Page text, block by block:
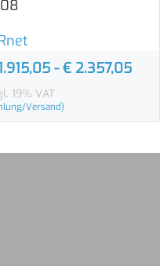
-€2.357,05
19% VAT
Versand)